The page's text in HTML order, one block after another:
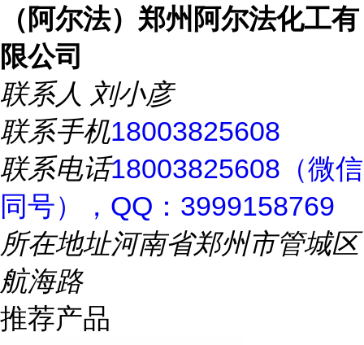
（阿尔法）郑州阿尔法化工有
限公司
联系人 刘小彦
联系手机18003825608
联系电话18003825608（微信
同号），QQ：3999158769
所在地址河南省郑州市管城区
航海路
推荐产品